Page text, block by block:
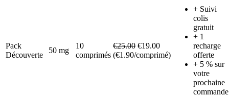
Pack
Découverte
50 mg
10
comprimés
€25.00 €19.00
(€1.90/comprimé)
+ Suivi
colis
gratuit
+ 1
recharge
offerte
+ 5 % sur
votre
prochaine
commande